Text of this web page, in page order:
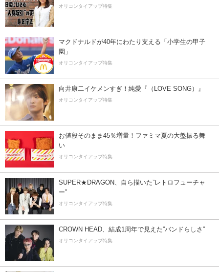
オリコンタイアップ特集
マクドナルドが40年にわたり支える「小学生の甲子
園」
オリコンタイアップ特集
向井康二イケメンすぎ！純愛『（LOVE SONG）』
オリコンタイアップ特集
お値段そのまま45％増量！ファミマ夏の大盤振る舞
い
オリコンタイアップ特集
SUPER★DRAGON、自ら描いた”レトロフューチャ
ー”
オリコンタイアップ特集
CROWN HEAD、結成1周年で見えた”バンドらしさ”
オリコンタイアップ特集